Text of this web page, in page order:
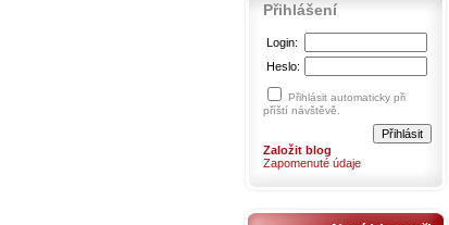
Přihlášení
Login:
Heslo:
Přihlásit automaticky při
příští návštěvě.
Založit blog
Zapomenuté údaje